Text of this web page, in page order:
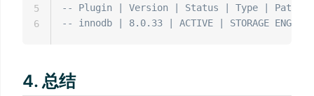
-- Plugin | Version | Status | Type | Path |
-- innodb | 8.0.33 | ACTIVE | STORAGE
5
6
4. 总结